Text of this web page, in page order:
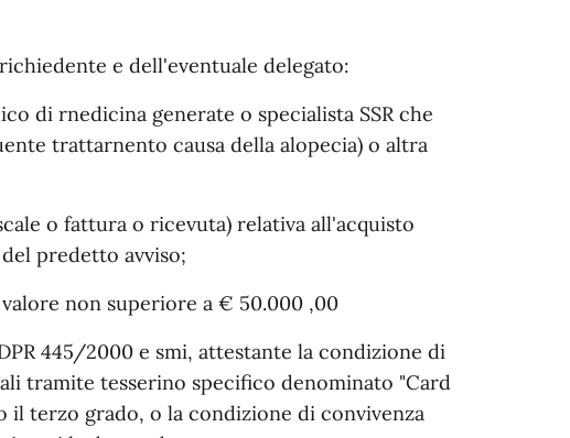
e dell'eventuale delegato:
di rnedicina generate o specialista SSR che
trattarnento causa della alopecia) o altra
o fattura o ricevuta) relativa all'acquisto
predetto avviso;
non superiore a € 50.000 ,00
445/2000 e smi, attestante la condizione di
tramite tesserino specifico denominato "Card
terzo grado, o la condizione di convivenza